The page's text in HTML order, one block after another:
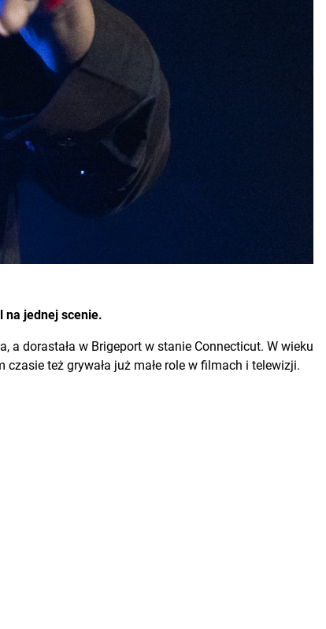
na jednej scenie.
a dorastała w Brigeport w stanie Connecticut. W wieku
też grywała już małe role w filmach i telewizji.